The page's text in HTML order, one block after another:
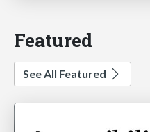
Featured
See All Featured